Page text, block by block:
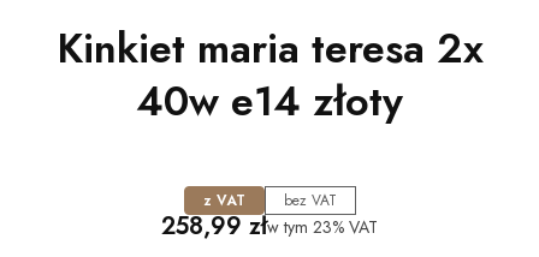
Kinkiet maria teresa 2x
40w e14 złoty
z VAT bez VAT
Cena
258,99 złw tym 23% VAT